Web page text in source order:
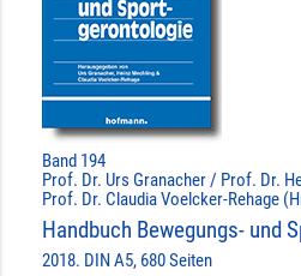
Band 194
Prof. Dr. Urs Granacher / Prof. Dr.
Prof. Dr. Claudia Voelcker-Rehage
Handbuch Bewegungs- und
2018. DIN A5, 680 Seiten